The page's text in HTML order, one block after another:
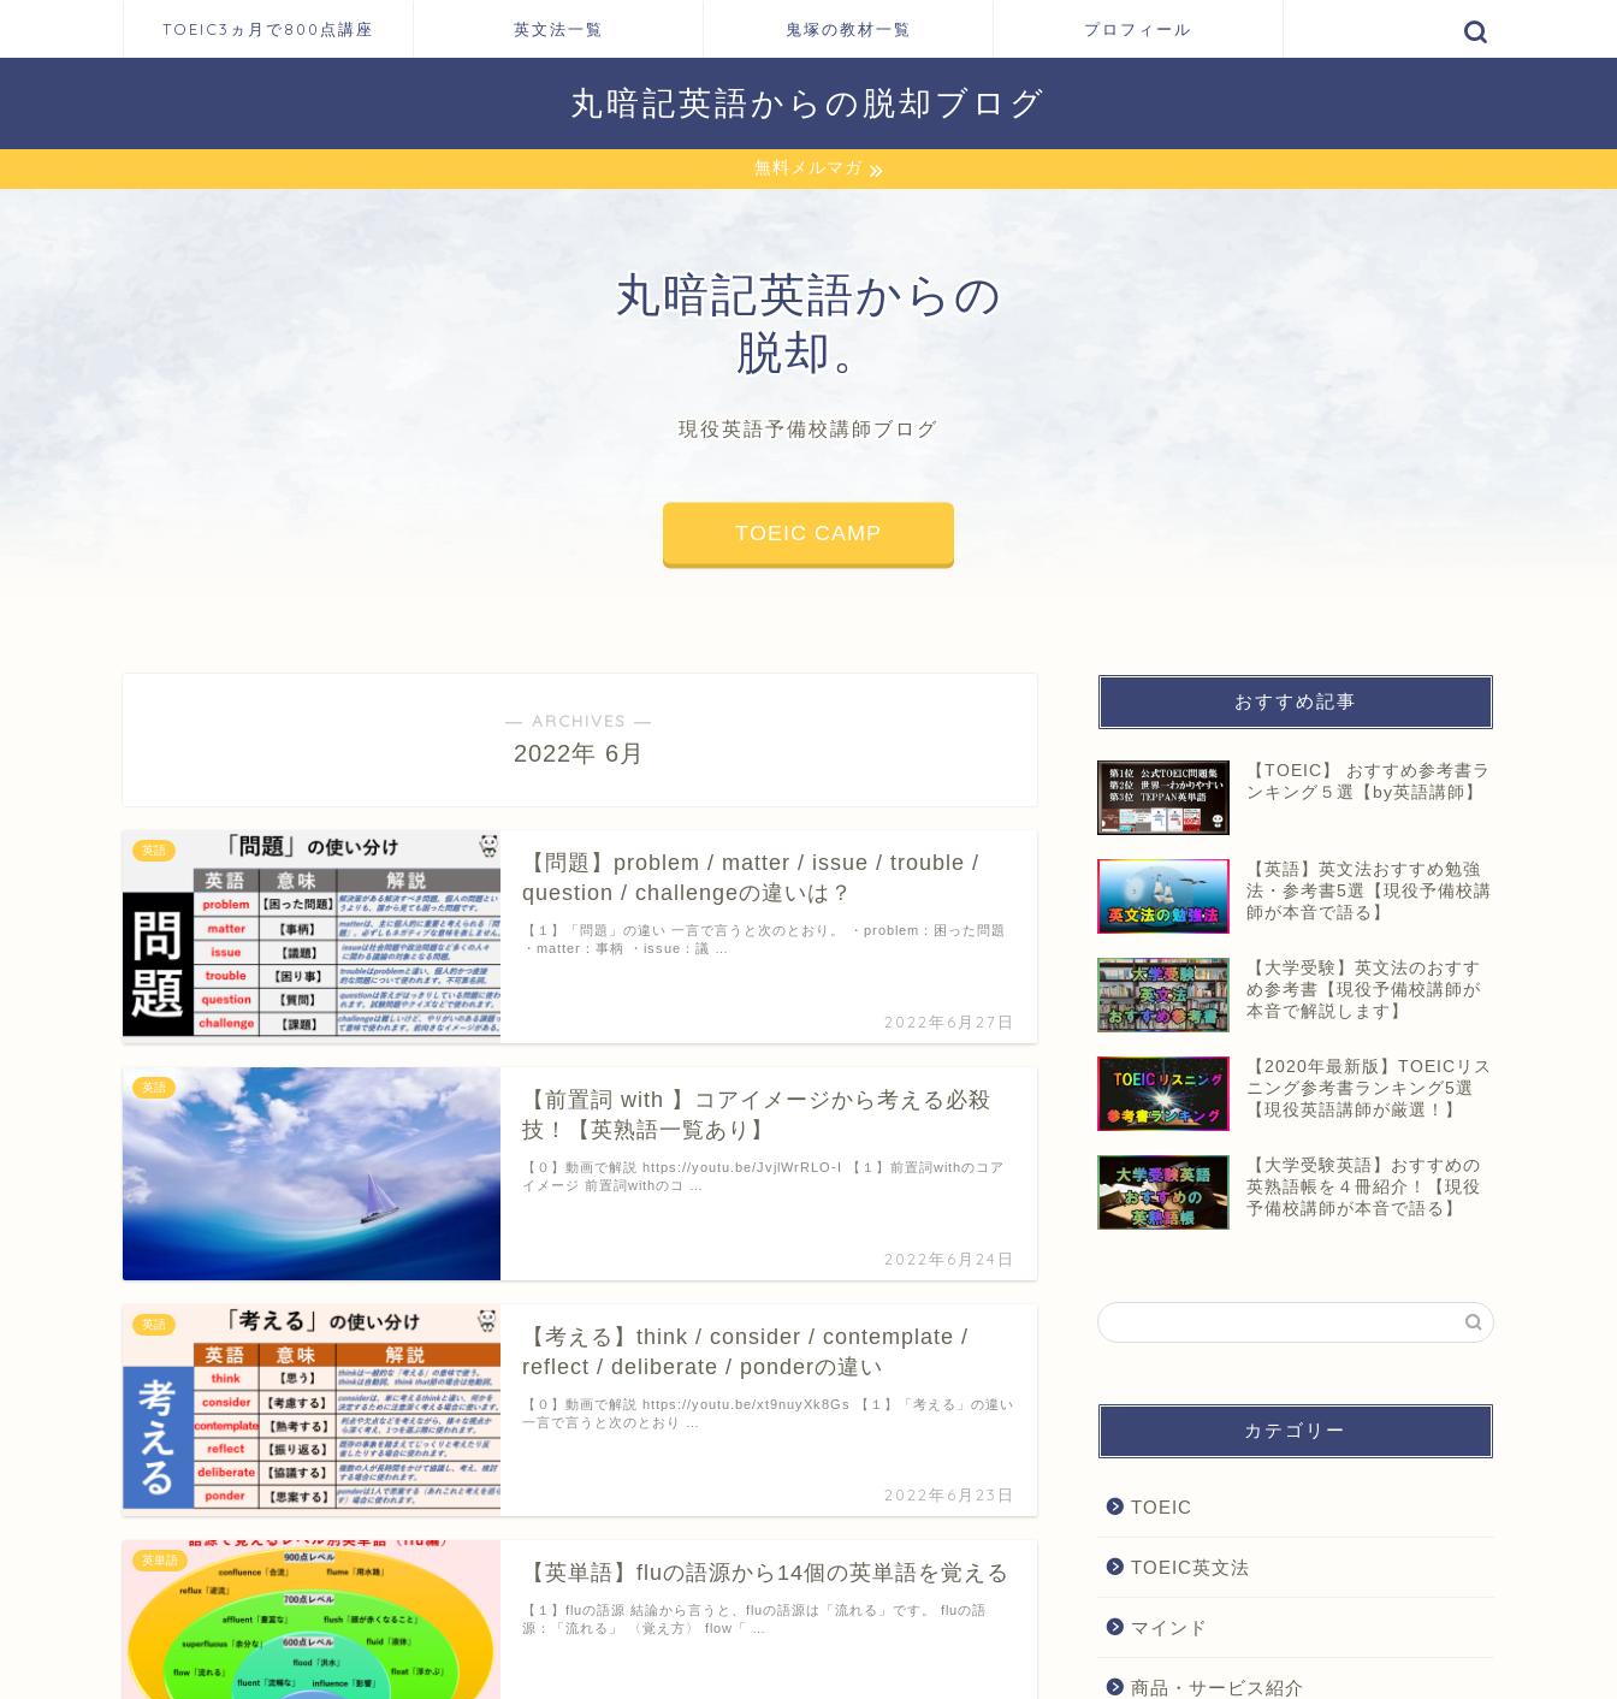
TOEIC3ヵ月で800点講座 英文法一覧 鬼塚の教材一覧 プロフィール
丸暗記英語からの脱却ブログ
無料メルマガ
丸暗記英語からの
脱却。
現役英語予備校講師ブログ
TOEIC CAMP
― ARCHIVES ―
2022年 6月
英語
【問題】problem / matter / issue / trouble /
question / challengeの違いは？
2022年6月27日
【１】「問題」の違い 一言で言うと次のとおり。 ・problem：困った問題
・matter：事柄 ・issue：議 …
英語
【前置詞 with 】コアイメージから考える必殺
技！【英熟語一覧あり】
2022年6月24日
【０】動画で解説 https://youtu.be/JvjlWrRLO-I 【１】前置詞withのコア
イメージ 前置詞withのコ …
英語
【考える】think / consider / contemplate /
reflect / deliberate / ponderの違い
2022年6月23日
【０】動画で解説 https://youtu.be/xt9nuyXk8Gs 【１】「考える」の違い
一言で言うと次のとおり …
英単語
【英単語】fluの語源から14個の英単語を覚える
【１】fluの語源 結論から言うと、fluの語源は「流れる」です。 fluの語
源：「流れる」 〈覚え方〉 flow「 …
おすすめ記事
【TOEIC】 おすすめ参考書ラ
ンキング５選【by英語講師】
【英語】英文法おすすめ勉強
法・参考書5選【現役予備校講
師が本音で語る】
【大学受験】英文法のおすす
め参考書【現役予備校講師が
本音で解説します】
【2020年最新版】TOEICリス
ニング参考書ランキング5選
【現役英語講師が厳選！】
【大学受験英語】おすすめの
英熟語帳を４冊紹介！【現役
予備校講師が本音で語る】
カテゴリー
TOEIC
TOEIC英文法
マインド
商品・サービス紹介